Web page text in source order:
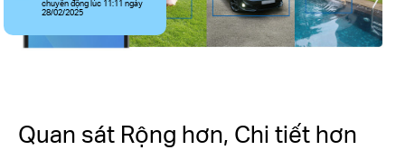
chuyển động lúc 11:11 ngày
28/02/2025
Quan sát Rộng hơn, Chi tiết hơn